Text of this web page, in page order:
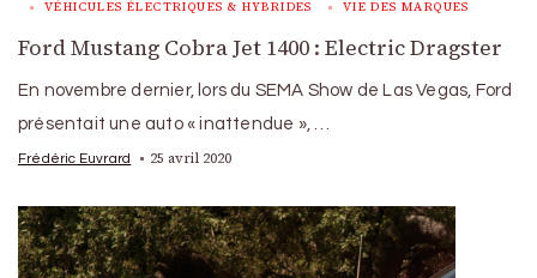
VÉHICULES ÉLECTRIQUES & HYBRIDES VIE DES MARQUES
Ford Mustang Cobra Jet 1400 : Electric Dragster
En novembre dernier, lors du SEMA Show de Las Vegas, Ford
présentait une auto « inattendue », …
Frédéric Euvrard 25 avril 2020